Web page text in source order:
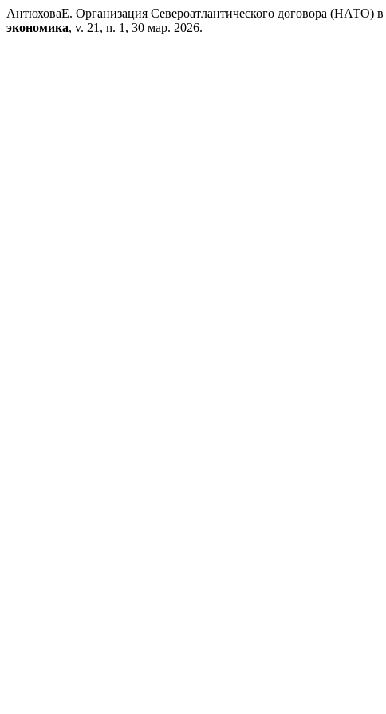
АнтюховаЕ. Организация Североатлантического договора (НАТО)
экономика, v. 21, n. 1, 30 мар. 2026.